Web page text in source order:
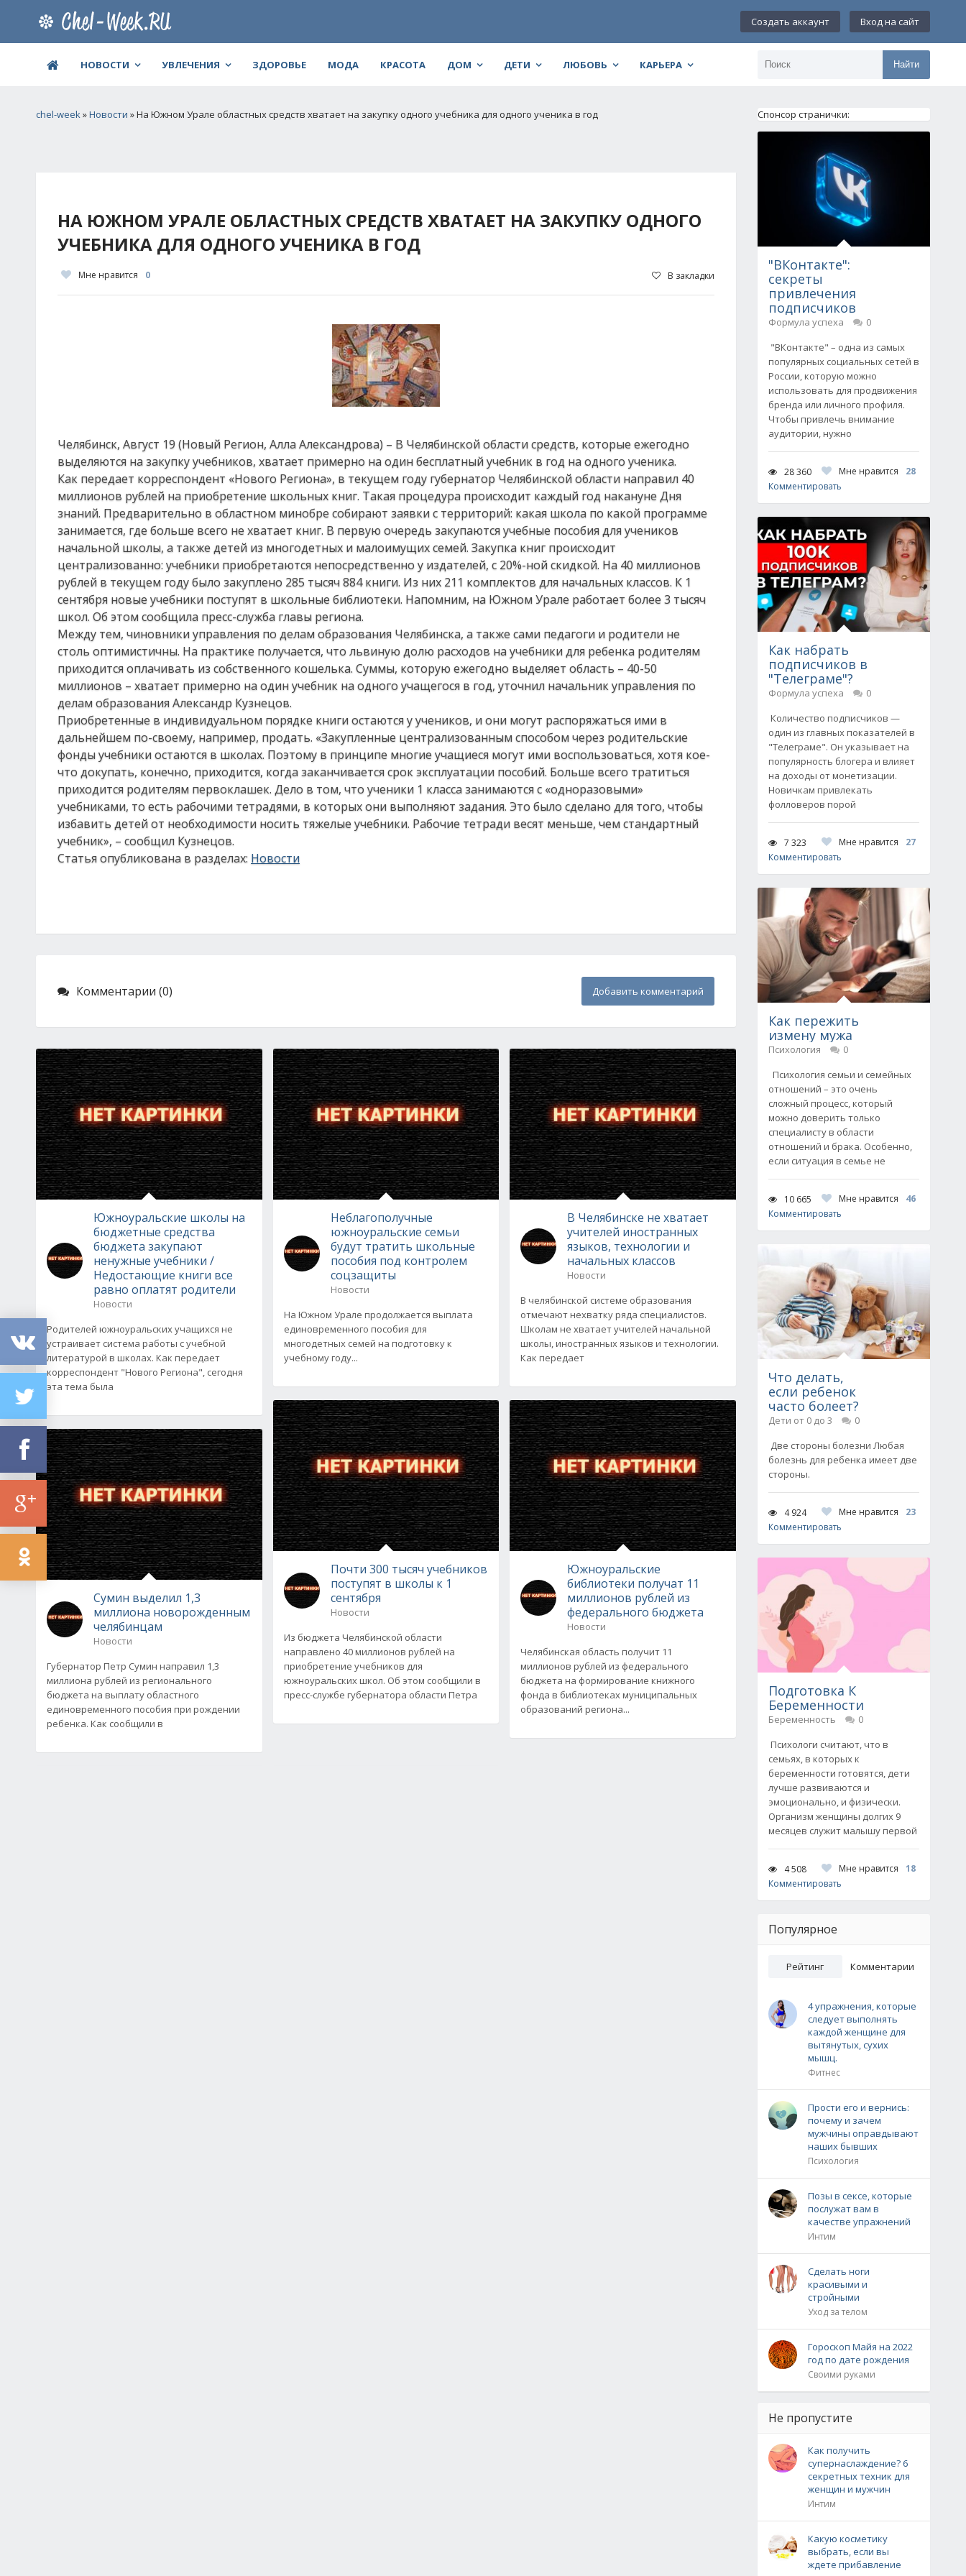
Создать аккаунт Вход на сайт
НОВОСТИ УВЛЕЧЕНИЯ ЗДОРОВЬЕ МОДА КРАСОТА ДОМ ДЕТИ ЛЮБОВЬ КАРЬЕРА Найти
chel-week»Новости » На Южном Урале областных средств хватает на закупку одного учебника для одного ученика в год
НА ЮЖНОМ УРАЛЕ ОБЛАСТНЫХ СРЕДСТВ ХВАТАЕТ НА ЗАКУПКУ ОДНОГО
УЧЕБНИКА ДЛЯ ОДНОГО УЧЕНИКА В ГОД
Мне нравится 0 В закладки
Челябинск, Август 19 (Новый Регион, Алла Александрова) – В Челябинской области средств, которые ежегодно
выделяются на закупку учебников, хватает примерно на один бесплатный учебник в год на одного ученика.
Как передает корреспондент «Нового Региона», в текущем году губернатор Челябинской области направил 40
миллионов рублей на приобретение школьных книг. Такая процедура происходит каждый год накануне Дня
знаний. Предварительно в областном минобре собирают заявки с территорий: какая школа по какой программе
занимается, где больше всего не хватает книг. В первую очередь закупаются учебные пособия для учеников
начальной школы, а также детей из многодетных и малоимущих семей. Закупка книг происходит
централизованно: учебники приобретаются непосредственно у издателей, с 20%-ной скидкой. На 40 миллионов
рублей в текущем году было закуплено 285 тысяч 884 книги. Из них 211 комплектов для начальных классов. К 1
сентября новые учебники поступят в школьные библиотеки. Напомним, на Южном Урале работает более 3 тысяч
школ. Об этом сообщила пресс-служба главы региона.
Между тем, чиновники управления по делам образования Челябинска, а также сами педагоги и родители не
столь оптимистичны. На практике получается, что львиную долю расходов на учебники для ребенка родителям
приходится оплачивать из собственного кошелька. Суммы, которую ежегодно выделяет область – 40-50
миллионов – хватает примерно на один учебник на одного учащегося в год, уточнил начальник управления по
делам образования Александр Кузнецов.
Приобретенные в индивидуальном порядке книги остаются у учеников, и они могут распоряжаться ими в
дальнейшем по-своему, например, продать. «Закупленные централизованным способом через родительские
фонды учебники остаются в школах. Поэтому в принципе многие учащиеся могут ими воспользоваться, хотя кое-
что докупать, конечно, приходится, когда заканчивается срок эксплуатации пособий. Больше всего тратиться
приходится родителям первоклашек. Дело в том, что ученики 1 класса занимаются с «одноразовыми»
учебниками, то есть рабочими тетрадями, в которых они выполняют задания. Это было сделано для того, чтобы
избавить детей от необходимости носить тяжелые учебники. Рабочие тетради весят меньше, чем стандартный
учебник», – сообщил Кузнецов.
Статья опубликована в разделах: Новости
Комментарии (0) Добавить комментарий
Южноуральские школы на
бюджетные средства
бюджета закупают
ненужные учебники /
Недостающие книги все
равно оплатят родители
Новости
Родителей южноуральских учащихся не
устраивает система работы с учебной
литературой в школах. Как передает
корреспондент "Нового Региона", сегодня
эта тема была
Сумин выделил 1,3
миллиона новорожденным
челябинцам
Новости
Губернатор Петр Сумин направил 1,3
миллиона рублей из регионального
бюджета на выплату областного
единовременного пособия при рождении
ребенка. Как сообщили в
Неблагополучные
южноуральские семьи
будут тратить школьные
пособия под контролем
соцзащиты
Новости
На Южном Урале продолжается выплата
единовременного пособия для
многодетных семей на подготовку к
учебному году...
Почти 300 тысяч учебников
поступят в школы к 1
сентября
Новости
Из бюджета Челябинской области
направлено 40 миллионов рублей на
приобретение учебников для
южноуральских школ. Об этом сообщили в
пресс-службе губернатора области Петра
В Челябинске не хватает
учителей иностранных
языков, технологии и
начальных классов
Новости
В челябинской системе образования
отмечают нехватку ряда специалистов.
Школам не хватает учителей начальной
школы, иностранных языков и технологии.
Как передает
Южноуральские
библиотеки получат 11
миллионов рублей из
федерального бюджета
Новости
Челябинская область получит 11
миллионов рублей из федерального
бюджета на формирование книжного
фонда в библиотеках муниципальных
образований региона...
Спонсор странички:
"ВКонтакте":
секреты
привлечения
подписчиков
Формула успеха
0
"ВКонтакте" – одна из самых
популярных социальных сетей в
России, которую можно
использовать для продвижения
бренда или личного профиля.
Чтобы привлечь внимание
аудитории, нужно
28 360 Мне нравится
28
Комментировать
Как набрать
подписчиков в
"Телеграме"?
Формула успеха
0
Количество подписчиков —
один из главных показателей в
"Телеграме". Он указывает на
популярность блогера и влияет
на доходы от монетизации.
Новичкам привлекать
фолловеров порой
7 323 Мне нравится
27
Комментировать
Как пережить
измену мужа
Психология
0
Психология семьи и семейных
отношений – это очень
сложный процесс, который
можно доверить только
специалисту в области
отношений и брака. Особенно,
если ситуация в семье не
10 665 Мне нравится
46
Комментировать
Что делать,
если ребенок
часто болеет?
Дети от 0 до 3
0
Две стороны болезни Любая
болезнь для ребенка имеет две
стороны.
4 924 Мне нравится
23
Комментировать
Подготовка К
Беременности
Беременность
0
Психологи считают, что в
семьях, в которых к
беременности готовятся, дети
лучше развиваются и
эмоционально, и физически.
Организм женщины долгих 9
месяцев служит малышу первой
4 508 Мне нравится
18
Комментировать
Популярное
Рейтинг Комментарии
4 упражнения, которые
следует выполнять
каждой женщине для
вытянутых, сухих
мышц.
Фитнес
Прости его и вернись:
почему и зачем
мужчины оправдывают
наших бывших
Психология
Позы в сексе, которые
послужат вам в
качестве упражнений
Интим
Сделать ноги
красивыми и
стройными
Уход за телом
Гороскоп Майя на 2022
год по дате рождения
Своими руками
Не пропустите
Как получить
супернаслаждение? 6
секретных техник для
женщин и мужчин
Интим
Какую косметику
выбрать, если вы
ждете прибавление